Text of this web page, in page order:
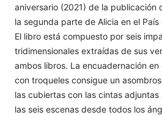
aniversario (2021) de la publicación
la segunda parte de Alicia en el País
El libro está compuesto por seis
tridimensionales extraídas de sus
ambos libros. La encuadernación
con troqueles consigue un
las cubiertas con las cintas
las seis escenas desde todos los